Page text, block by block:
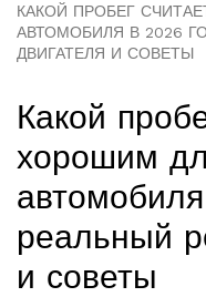
КАКОЙ ПРОБЕГ
АВТОМОБИЛЯ В 2026
ДВИГАТЕЛЯ И СОВЕТЫ
Какой
хорошим
реальный
и советы